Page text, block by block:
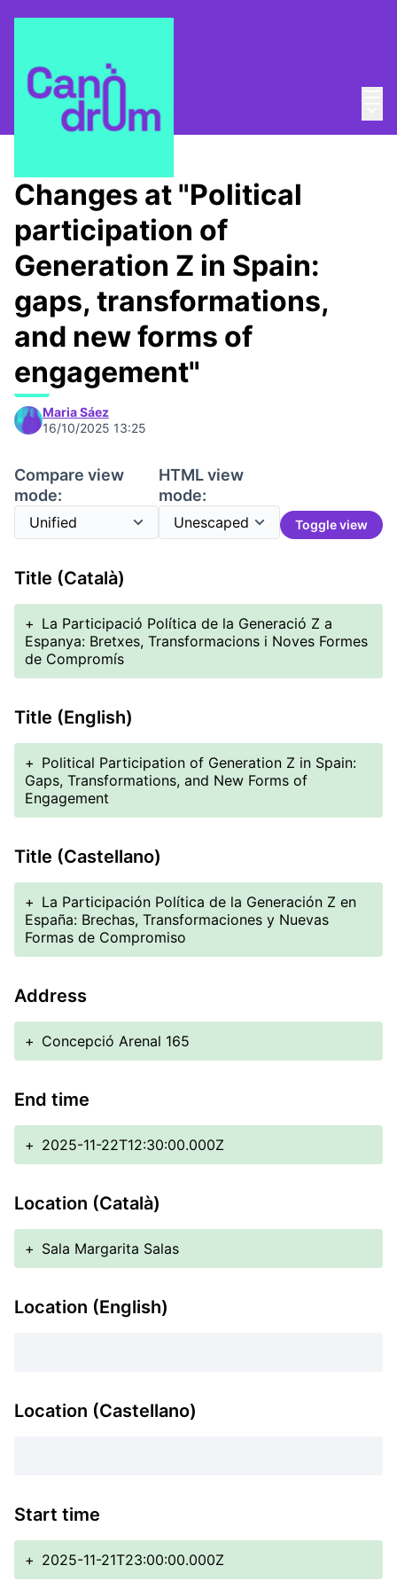
/ Canòdrom Obert
Changes at "Political
participation of
Generation Z in Spain:
gaps, transformations,
and new forms of
engagement"
Maria Sáez
16/10/2025 13:25
Compare view
mode:
HTML view
mode:
Toggle view
Title (Català)
+ La Participació Política de la Generació Z a
Espanya: Bretxes, Transformacions i Noves Formes
de Compromís
Title (English)
+ Political Participation of Generation Z in Spain:
Gaps, Transformations, and New Forms of
Engagement
Title (Castellano)
+ La Participación Política de la Generación Z en
España: Brechas, Transformaciones y Nuevas
Formas de Compromiso
Address
+ Concepció Arenal 165
End time
+ 2025-11-22T12:30:00.000Z
Location (Català)
+ Sala Margarita Salas
Location (English)
Location (Castellano)
Start time
+ 2025-11-21T23:00:00.000Z